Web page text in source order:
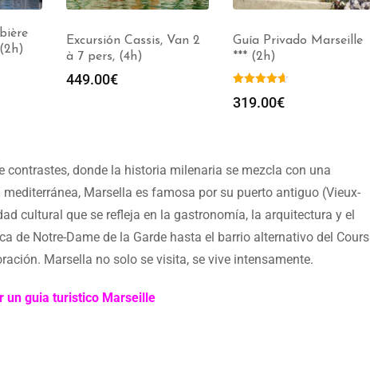
2
Guía Privado Marseille
*** (2h)
Reservar un guía
turístico en Marseille
(entre 1 y 9 horas) –
donde la historia milenaria se mezcla con una
Marsella es famosa por su puerto antiguo (Vieux-
cultural que se refleja en la gastronomía, la arquitectura y el
de Notre-Dame de la Garde hasta el barrio alternativo del Cours
Marsella no solo se visita, se vive intensamente.
un guia turistico Marseille